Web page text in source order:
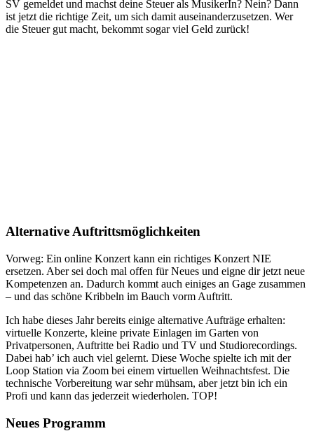
SV gemeldet und machst deine Steuer als MusikerIn? Nein? Dann
ist jetzt die richtige Zeit, um sich damit auseinanderzusetzen. Wer
die Steuer gut macht, bekommt sogar viel Geld zurück!
Alternative Auftrittsmöglichkeiten
Vorweg: Ein online Konzert kann ein richtiges Konzert NIE
ersetzen. Aber sei doch mal offen für Neues und eigne dir jetzt neue
Kompetenzen an. Dadurch kommt auch einiges an Gage zusammen
– und das schöne Kribbeln im Bauch vorm Auftritt.
Ich habe dieses Jahr bereits einige alternative Aufträge erhalten:
virtuelle Konzerte, kleine private Einlagen im Garten von
Privatpersonen, Auftritte bei Radio und TV und Studiorecordings.
Dabei hab’ ich auch viel gelernt. Diese Woche spielte ich mit der
Loop Station via Zoom bei einem virtuellen Weihnachtsfest. Die
technische Vorbereitung war sehr mühsam, aber jetzt bin ich ein
Profi und kann das jederzeit wiederholen. TOP!
Neues Programm